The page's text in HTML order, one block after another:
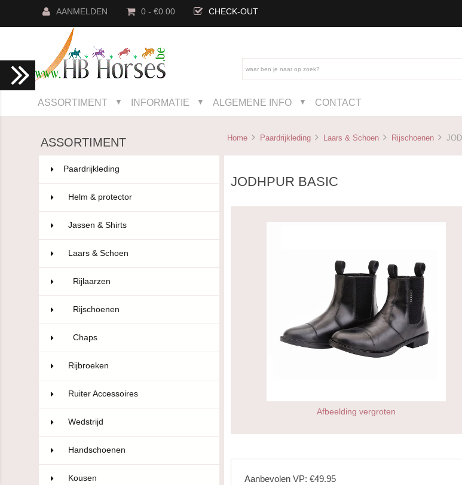
AANMELDEN 0 - €0.00 CHECK-OUT
ASSORTIMENT ▼ INFORMATIE ▼ ALGEMENE INFO ▼ CONTACT
ASSORTIMENT
Paardrijkleding
Helm & protector
Jassen & Shirts
Laars & Schoen
Rijlaarzen
Rijschoenen
Chaps
Rijbroeken
Ruiter Accessoires
Wedstrijd
Handschoenen
Kousen
Home Paardrijkleding Laars & Schoen Rijschoenen
JODHPUR BASIC
Afbeelding vergroten
Aanbevolen VP: €49.95